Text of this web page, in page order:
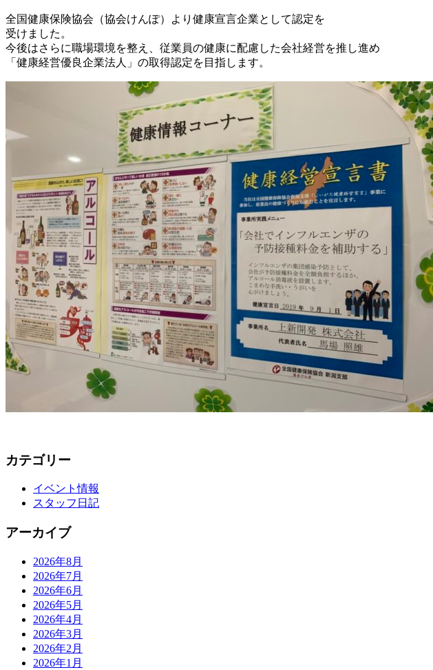
全国健康保険協会（協会けんぽ）より健康宣言企業として認定を
受けました。
今後はさらに職場環境を整え、従業員の健康に配慮した会社経営を推し進め
「健康経営優良企業法人」の取得認定を目指します。
カテゴリー
イベント情報
スタッフ日記
アーカイブ
2026年8月
2026年7月
2026年6月
2026年5月
2026年4月
2026年3月
2026年2月
2026年1月